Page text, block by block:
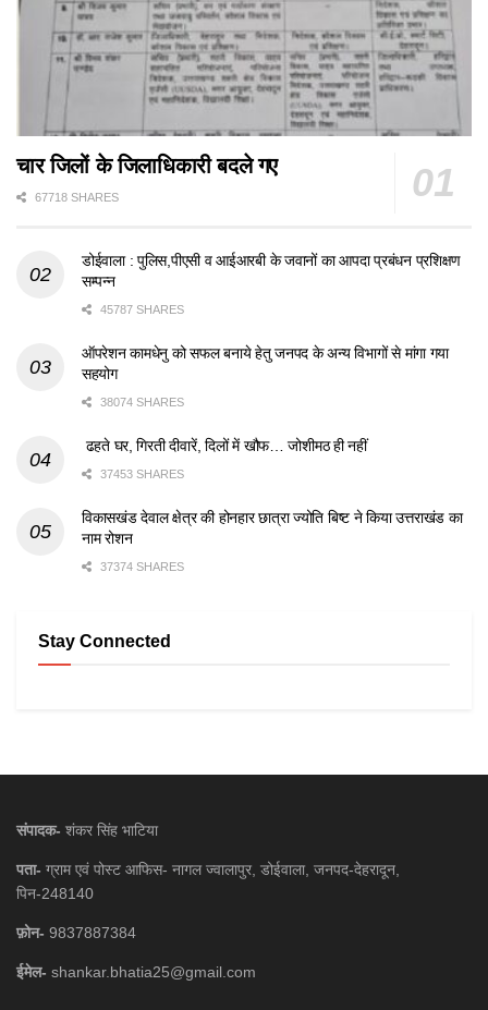
चार जिलों के जिलाधिकारी बदले गए
67718 SHARES
डोईवाला : पुलिस,पीएसी व आईआरबी के जवानों का आपदा प्रबंधन प्रशिक्षण
सम्पन्न
45787 SHARES
ऑपरेशन कामधेनु को सफल बनाये हेतु जनपद के अन्य विभागों से मांगा गया
सहयोग
38074 SHARES
ढहते घर, गिरती दीवारें, दिलों में खौफ… जोशीमठ ही नहीं
37453 SHARES
विकासखंड देवाल क्षेत्र की होनहार छात्रा ज्योति बिष्ट ने किया उत्तराखंड का
नाम रोशन
37374 SHARES
Stay Connected
संपादक- शंकर सिंह भाटिया
पता- ग्राम एवं पोस्ट आफिस- नागल ज्वालापुर, डोईवाला, जनपद-देहरादून,
पिन-248140
फ़ोन- 9837887384
ईमेल- shankar.bhatia25@gmail.com